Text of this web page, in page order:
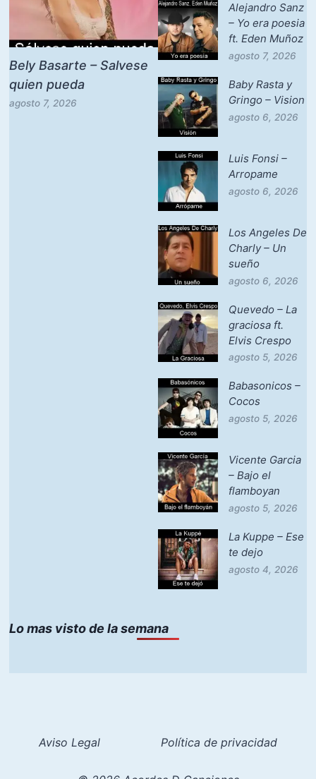
Bely Basarte – Salvese
quien pueda
agosto 7, 2026
Alejandro Sanz
– Yo era poesia
ft. Eden Muñoz
agosto 7, 2026
Baby Rasta y
Gringo – Vision
agosto 6, 2026
Luis Fonsi –
Arropame
agosto 6, 2026
Los Angeles De
Charly – Un
sueño
agosto 6, 2026
Quevedo – La
graciosa ft.
Elvis Crespo
agosto 5, 2026
Babasonicos –
Cocos
agosto 5, 2026
Vicente Garcia
– Bajo el
flamboyan
agosto 5, 2026
La Kuppe – Ese
te dejo
agosto 4, 2026
Lo mas visto de la semana
Aviso Legal Política de privacidad